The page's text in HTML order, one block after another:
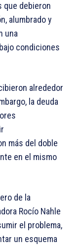
que debieron
alumbrado y
una
condiciones
alrededor
la deuda
más del doble
en el mismo
de la
Rocío Nahle
el problema,
un esquema